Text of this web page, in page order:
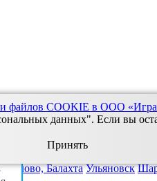
Балахта Ульяновск
файлов COOKIE в ООО
данных". Если вы
Принять